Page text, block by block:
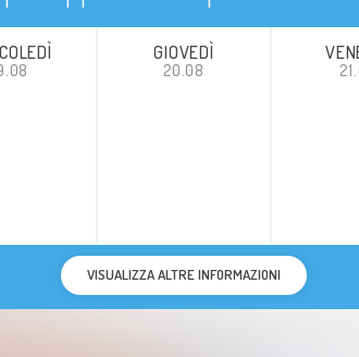
GIOVEDÌ
20.08
VISUALIZZA ALTRE INFORMAZIONI